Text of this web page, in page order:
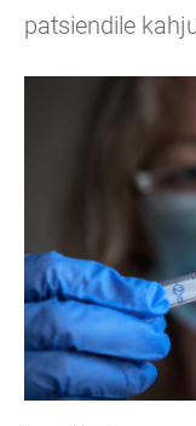
patsiendile